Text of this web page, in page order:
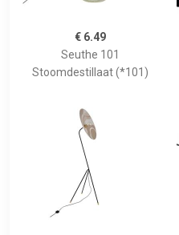
€ 6.49
Seuthe 101
Stoomdestillaat (*101)